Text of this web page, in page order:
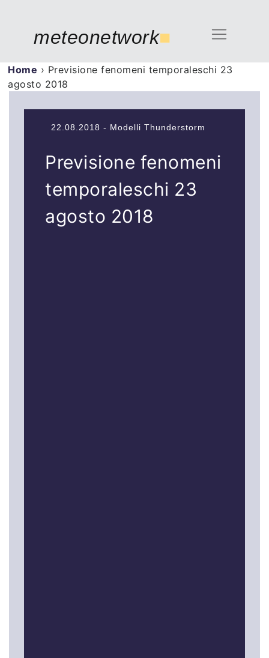
meteonetwork■
Home › Previsione fenomeni temporaleschi 23
agosto 2018
22.08.2018 - Modelli Thunderstorm
Previsione fenomeni
temporaleschi 23
agosto 2018